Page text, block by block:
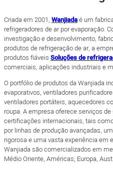
Criada em 2001, Wanjiadaé um
refrigeradores de ar por evaporação.
investigação e desenvolvimento,
produtos de refrigeração de ar, a
produtos fiáveis Soluções de
comerciais, aplicações industriais e
O portfólio de produtos da Wanjiada
evaporativos, ventiladores
ventiladores portáteis, aquecedores
roupa. A empresa oferece serviços de
certificações internacionais, tais como
por linhas de produção avançadas,
rigorosa e uma vasta experiência em
Wanjiada são comercializados em
Médio Oriente, Américas, Europa,